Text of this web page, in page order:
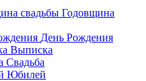
Годовщина
День Рождения
Выписка
Свадьба
Юбилей